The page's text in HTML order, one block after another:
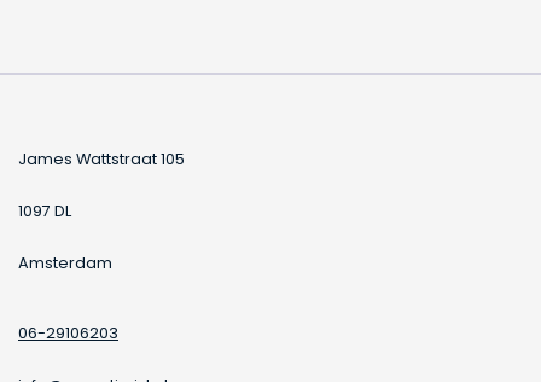
James Wattstraat 105
1097 DL
Amsterdam
06-29106203